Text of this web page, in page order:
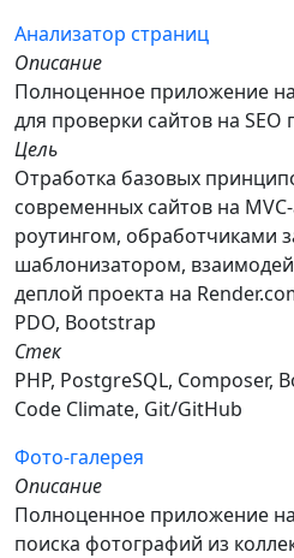
Анализатор страниц
Описание
Полноценное приложение
для проверки сайтов на SEO
Цель
Отработка базовых
современных сайтов на
роутингом, обработчиками
шаблонизатором,
деплой проекта на
PDO, Bootstrap
Стек
PHP, PostgreSQL, Composer,
Code Climate, Git/GitHub
Фото-галерея
Описание
Полноценное приложение
поиска фотографий из